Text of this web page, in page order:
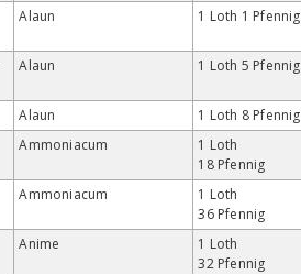
Alaun 1 Loth 1 Pfennig
Alaun 1 Loth 5 Pfennig
Alaun 1 Loth 8 Pfennig
Ammoniacum
1 Loth
18 Pfennig
Ammoniacum
1 Loth
36 Pfennig
Anime
1 Loth
32 Pfennig